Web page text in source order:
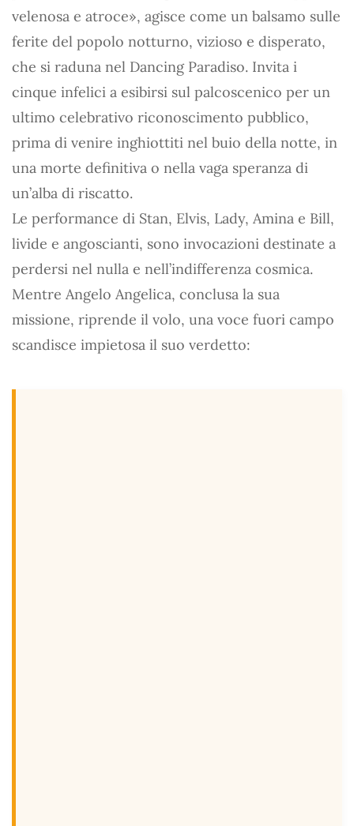
velenosa e atroce», agisce come un balsamo sulle
ferite del popolo notturno, vizioso e disperato,
che si raduna nel Dancing Paradiso. Invita i
cinque infelici a esibirsi sul palcoscenico per un
ultimo celebrativo riconoscimento pubblico,
prima di venire inghiottiti nel buio della notte, in
una morte definitiva o nella vaga speranza di
un’alba di riscatto.
Le performance di Stan, Elvis, Lady, Amina e Bill,
livide e angoscianti, sono invocazioni destinate a
perdersi nel nulla e nell’indifferenza cosmica.
Mentre Angelo Angelica, conclusa la sua
missione, riprende il volo, una voce fuori campo
scandisce impietosa il suo verdetto: